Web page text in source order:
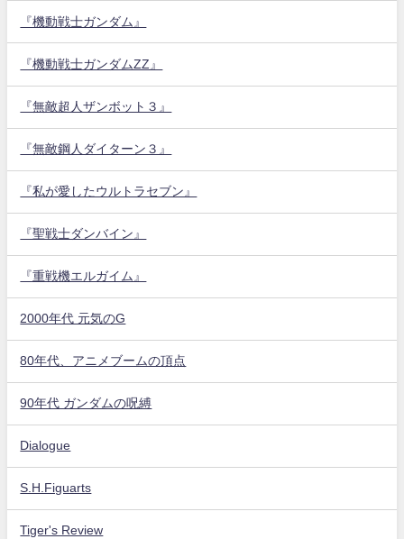
『機動戦士ガンダム』
『機動戦士ガンダムZZ』
『無敵超人ザンボット３』
『無敵鋼人ダイターン３』
『私が愛したウルトラセブン』
『聖戦士ダンバイン』
『重戦機エルガイム』
2000年代 元気のG
80年代、アニメブームの頂点
90年代 ガンダムの呪縛
Dialogue
S.H.Figuarts
Tiger's Review